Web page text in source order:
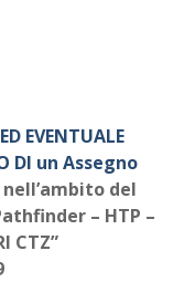
EVENTUALE
DI un Assegno
nell’ambito del
– HTP –
CTZ”